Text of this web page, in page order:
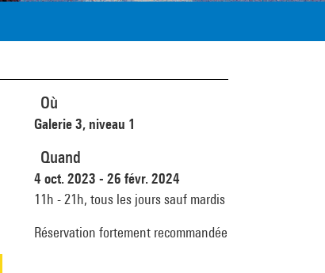
Où
Galerie 3, niveau 1
Quand
4 oct. 2023 - 26 févr. 2024
11h - 21h, tous les jours sauf mardis
Réservation fortement recommandée